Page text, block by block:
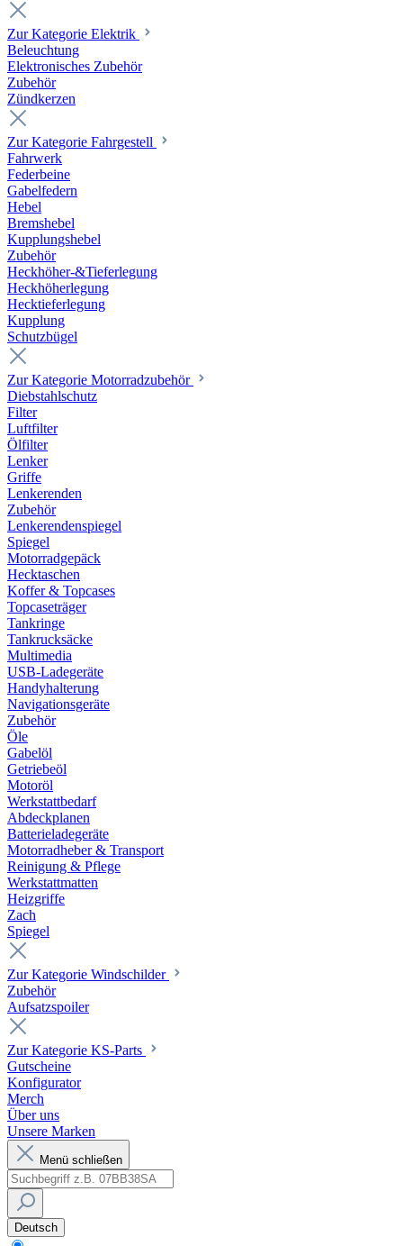
Zur Kategorie Elektrik
Beleuchtung
Elektronisches Zubehör
Zubehör
Zündkerzen
Zur Kategorie Fahrgestell
Fahrwerk
Federbeine
Gabelfedern
Hebel
Bremshebel
Kupplungshebel
Zubehör
Heckhöher-&Tieferlegung
Heckhöherlegung
Hecktieferlegung
Kupplung
Schutzbügel
Zur Kategorie Motorradzubehör
Diebstahlschutz
Filter
Luftfilter
Ölfilter
Lenker
Griffe
Lenkerenden
Zubehör
Lenkerendenspiegel
Spiegel
Motorradgepäck
Hecktaschen
Koffer & Topcases
Topcaseträger
Tankringe
Tankrucksäcke
Multimedia
USB-Ladegeräte
Handyhalterung
Navigationsgeräte
Zubehör
Öle
Gabelöl
Getriebeöl
Motoröl
Werkstattbedarf
Abdeckplanen
Batterieladegeräte
Motorradheber & Transport
Reinigung & Pflege
Werkstattmatten
Heizgriffe
Zach
Spiegel
Zur Kategorie Windschilder
Zubehör
Aufsatzspoiler
Zur Kategorie KS-Parts
Gutscheine
Konfigurator
Merch
Über uns
Unsere Marken
Menü schließen
Deutsch